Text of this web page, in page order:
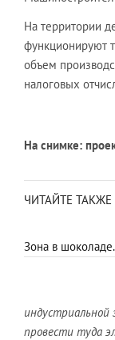
На территории
функционируют
объем
налоговых
На снимке:
ЧИТАЙТЕ ТАКЖЕ
Зона в шоколаде.
провести туда